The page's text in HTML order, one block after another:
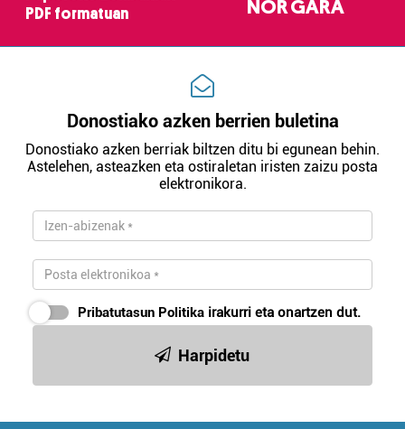
PDF formatuan
NOR GARA
Donostiako azken berrien buletina
Donostiako azken berriak biltzen ditu bi egunean behin.
Astelehen, asteazken eta ostiraletan iristen zaizu posta
elektronikora.
Pribatutasun Politika irakurri eta onartzen dut.
Harpidetu